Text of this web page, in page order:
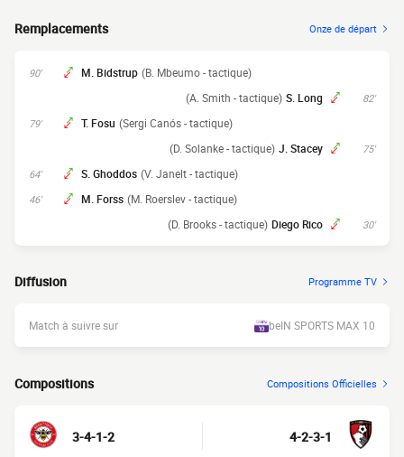
Remplacements Onze de départ
90' M. Bidstrup (B. Mbeumo - tactique)
82'
S. Long
(A. Smith - tactique)
79' T. Fosu (Sergi Canós - tactique)
75'
J. Stacey
(D. Solanke - tactique)
64' S. Ghoddos (V. Janelt - tactique)
46' M. Forss (M. Roerslev - tactique)
30'
Diego Rico
(D. Brooks - tactique)
Diffusion Programme TV
Match à suivre sur beIN SPORTS MAX 10
Compositions Compositions Officielles
3-4-1-2 4-2-3-1